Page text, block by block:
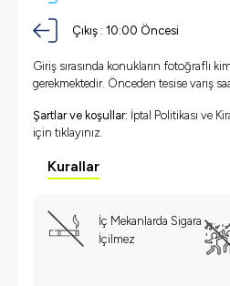
Çıkış : 10:00 Öncesi
Giriş sırasında konukların fotoğraflı
gerekmektedir. Önceden tesise varış
Şartlar ve koşullar: İptal Politikası ve
için tıklayınız.
Kurallar
İç Mekanlarda Sigara
İçilmez